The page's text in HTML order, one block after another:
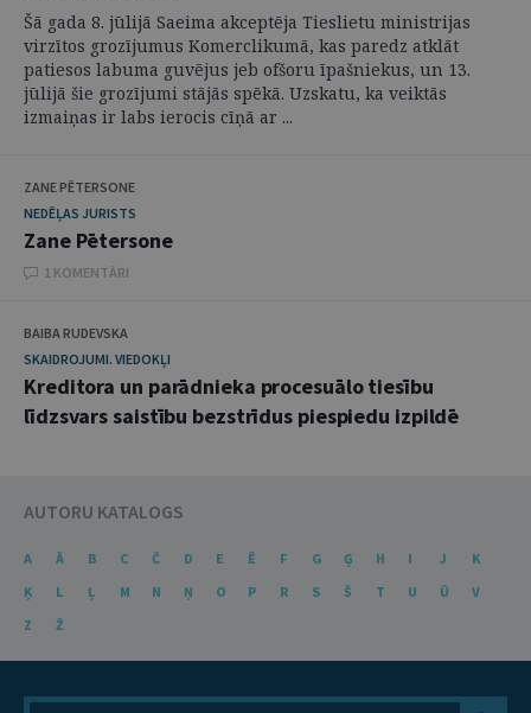
Šā gada 8. jūlijā Saeima akceptēja Tieslietu ministrijas
virzītos grozījumus Komerclikumā, kas paredz atklāt
patiesos labuma guvējus jeb ofšoru īpašniekus, un 13.
jūlijā šie grozījumi stājās spēkā. Uzskatu, ka veiktās
izmaiņas ir labs ierocis cīņā ar ...
ZANE PĒTERSONE
NEDĒĻAS JURISTS
Zane Pētersone
1 KOMENTĀRI
BAIBA RUDEVSKA
SKAIDROJUMI. VIEDOKĻI
Kreditora un parādnieka procesuālo tiesību
līdzsvars saistību bezstrīdus piespiedu izpildē
AUTORU KATALOGS
A Ā B C Č D E Ē F G Ģ H I J
K
Ķ
L Ļ M N Ņ O P R S Š T U Ū
V
Z
Ž